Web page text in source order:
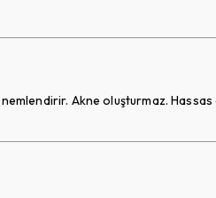
nemlendirir. Akne oluşturmaz.